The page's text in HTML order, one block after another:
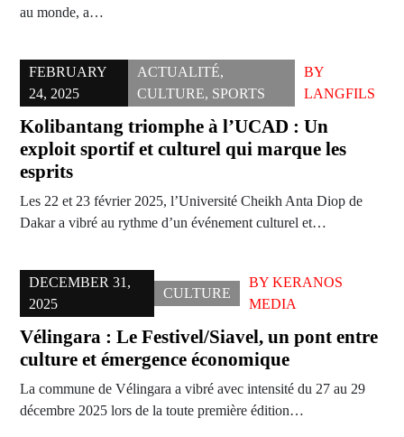
au monde, a…
FEBRUARY
24, 2025
ACTUALITÉ,
CULTURE, SPORTS
BY
LANGFILS
Kolibantang triomphe à l’UCAD : Un
exploit sportif et culturel qui marque les
esprits
Les 22 et 23 février 2025, l’Université Cheikh Anta Diop de
Dakar a vibré au rythme d’un événement culturel et…
DECEMBER 31,
2025
CULTURE
BYKERANOS
MEDIA
Vélingara : Le Festivel/Siavel, un pont entre
culture et émergence économique
La commune de Vélingara a vibré avec intensité du 27 au 29
décembre 2025 lors de la toute première édition…